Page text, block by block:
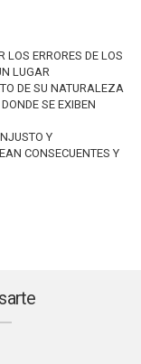
LOS ERRORES DE LOS
LUGAR
DE SU NATURALEZA
SE EXIBEN
Y
CONSECUENTES Y